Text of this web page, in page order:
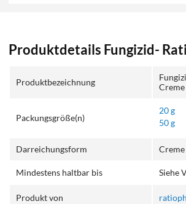
Produktdetails Fungizid-
Produktbezeichnung
Creme
Packungsgröße(n)
20 g
50 g
Darreichungsform Creme
Mindestens haltbar bis Siehe
Produkt von